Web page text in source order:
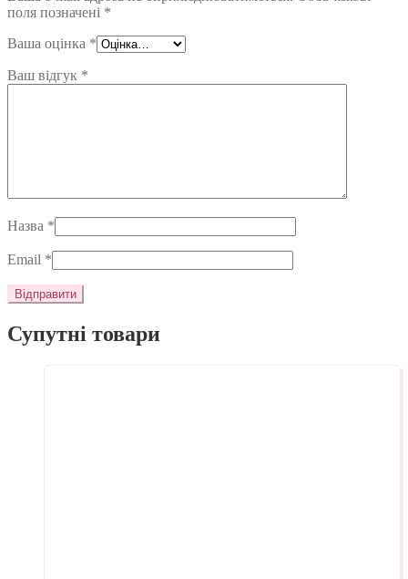
поля позначені *
Ваша оцінка *
Ваш відгук *
Назва *
Email *
Супутні товари